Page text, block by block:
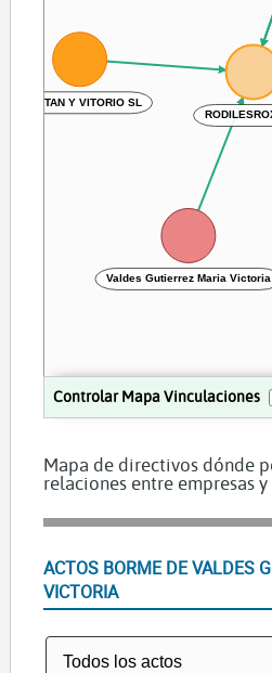
Controlar Mapa Vinculaciones
Valdes Gutierrez Maria Victoria
CAPITAN Y VITORIO SL
Mapa de directivos dónde
relaciones entre empresas
ACTOS BORME DE VALDES
VICTORIA